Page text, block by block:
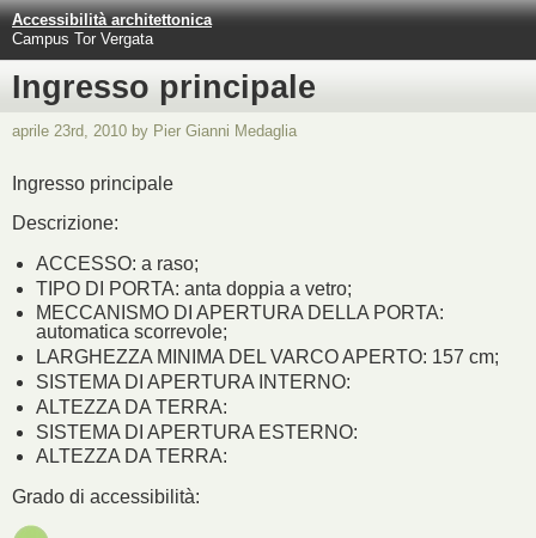
Accessibilità architettonica
Campus Tor Vergata
Ingresso principale
aprile 23rd, 2010 by Pier Gianni Medaglia
Ingresso principale
Descrizione:
ACCESSO: a raso;
TIPO DI PORTA: anta doppia a vetro;
MECCANISMO DI APERTURA DELLA PORTA:
automatica scorrevole;
LARGHEZZA MINIMA DEL VARCO APERTO: 157 cm;
SISTEMA DI APERTURA INTERNO:
ALTEZZA DA TERRA:
SISTEMA DI APERTURA ESTERNO:
ALTEZZA DA TERRA:
Grado di accessibilità: